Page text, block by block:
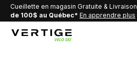
Cueillette en magasin Gratuite & Livraison
de 100$ au Québec* En apprendre plus